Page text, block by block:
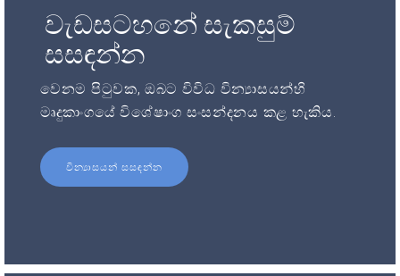
වැඩසටහනේ සැකසුම්
සසඳන්න
වෙනම පිටුවක, ඔබට විවිධ වින්‍යාසයන්හි
මෘදුකාංගයේ විශේෂාංග සංසන්දනය කළ හැකිය.
වින්‍යාසයන් සසඳන්න